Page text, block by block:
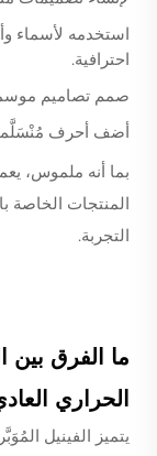
استخدمه لأسماء
احترافية.
صمم تصاميم
أضف أحرف مُنْسَلَّمة
بما أنه ملموس،
المنتجات الخاصة
التجربة.
ما الفرق بين
الحراري
يتميز الفينيل